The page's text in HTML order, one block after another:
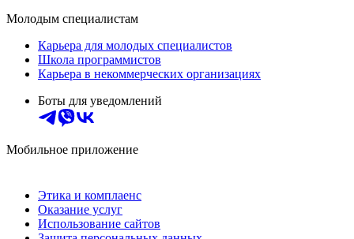
Молодым специалистам
Карьера для молодых специалистов
Школа программистов
Карьера в некоммерческих организациях
Боты для уведомлений
Мобильное приложение
Этика и комплаенс
Оказание услуг
Использование сайтов